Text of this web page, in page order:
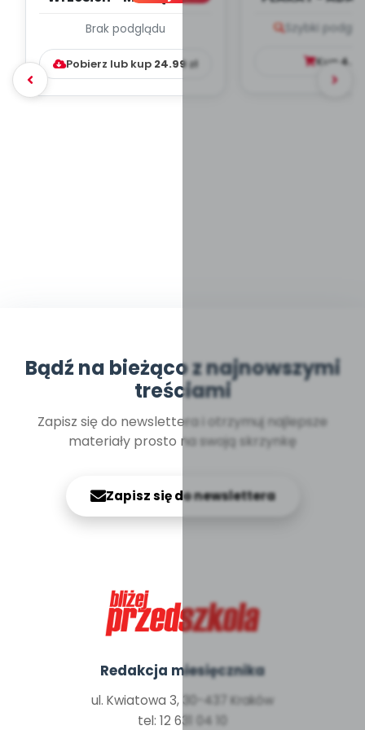
WYCHOWAWCZO –
DYDAKTYC...
Brak podglądu
Pobierz lub kup 24.99zł
Szybki
Kup
Bądź na bieżąco z najnowszymi
treściami
Zapisz się do newslettera i otrzymuj najlepsze
materiały prosto na swoją skrzynkę
Zapisz się do newslettera
Redakcja miesięcznika
ul. Kwiatowa 3, 30-437 Kraków
tel: 12 631 04 10